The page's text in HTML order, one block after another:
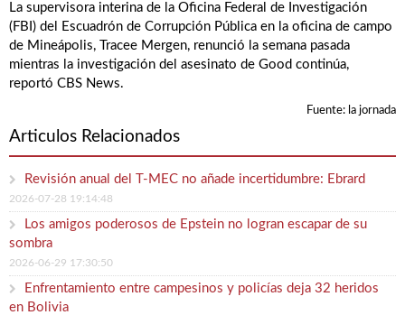
La supervisora interina de la Oficina Federal de Investigación
(FBI) del Escuadrón de Corrupción Pública en la oficina de campo
de Mineápolis, Tracee Mergen, renunció la semana pasada
mientras la investigación del asesinato de Good continúa,
reportó CBS News.
Fuente: la jornada
Articulos Relacionados
Revisión anual del T-MEC no añade incertidumbre: Ebrard
2026-07-28 19:14:48
Los amigos poderosos de Epstein no logran escapar de su
sombra
2026-06-29 17:30:50
Enfrentamiento entre campesinos y policías deja 32 heridos
en Bolivia